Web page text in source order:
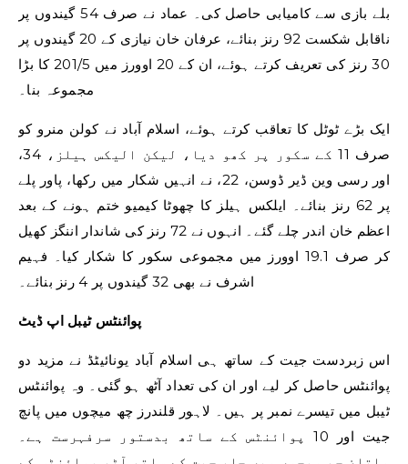
بلے بازی سے کامیابی حاصل کی۔ عماد نے صرف 54 گیندوں پر
ناقابل شکست 92 رنز بنائے، عرفان خان نیازی کے 20 گیندوں پر
30 رنز کی تعریف کرتے ہوئے، ان کے 20 اوورز میں 201/5 کا بڑا
مجموعہ بنا۔
ایک بڑے ٹوٹل کا تعاقب کرتے ہوئے، اسلام آباد نے کولن منرو کو
صرف 11 کے سکور پر کھو دیا، لیکن الیکس ہیلز، 34،
اور رسی وین ڈیر ڈوسن، 22، نے انہیں شکار میں رکھا، پاور پلے
پر 62 رنز بنائے۔ ایلکس ہیلز کا چھوٹا کیمیو ختم ہونے کے بعد
اعظم خان اندر چلے گئے۔ انہوں نے 72 رنز کی شاندار اننگز کھیل
کر صرف 19.1 اوورز میں مجموعی سکور کا شکار کیا۔ فہیم
اشرف نے بھی 32 گیندوں پر 4 رنز بنائے۔
پوائنٹس ٹیبل اپ ڈیٹ
اس زبردست جیت کے ساتھ ہی اسلام آباد یونائیٹڈ نے مزید دو
پوائنٹس حاصل کر لیے اور ان کی تعداد آٹھ ہو گئی۔ وہ پوائنٹس
ٹیبل میں تیسرے نمبر پر ہیں۔ لاہور قلندرز چھ میچوں میں پانچ
جیت اور 10 پوائنٹس کے ساتھ بدستور سرفہرست ہے۔